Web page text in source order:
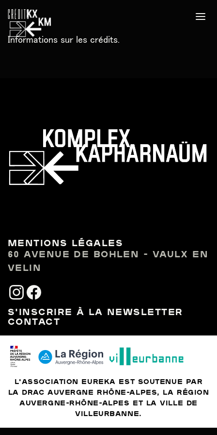
CRÉDITS
Informations sur les crédits.
MENTIONS LÉGALES
60 AVENUE DE BOHLEN - VAULX EN
VELIN
S'INSCRIRE À LA NEWSLETTER
CONTACT
L'ASSOCIATION EUREKA EST SOUTENUE PAR
LA DRAC AUVERGNE RHÔNE-ALPES, LA RÉGION
AUVERGNE-RHÔNE-ALPES ET LA VILLE DE
VILLEURBANNE.